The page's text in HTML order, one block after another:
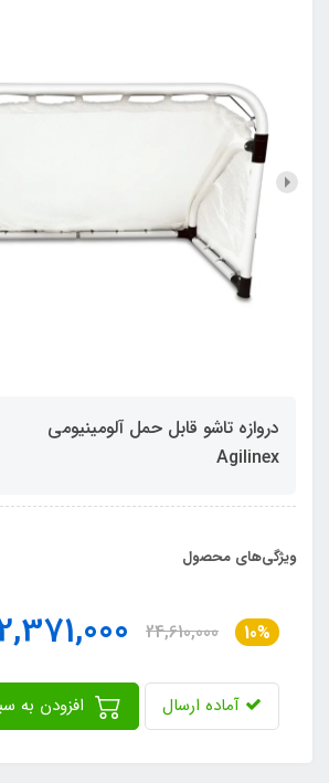
دروازه تاشو قابل حمل آلومینیومی
Agilinex
ویژگی‌های محصول
10%
24,610,000
آماده ارسال